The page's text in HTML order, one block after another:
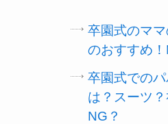
卒園式のマ
のおすすめ！
卒園式での
は？スーツ
NG？